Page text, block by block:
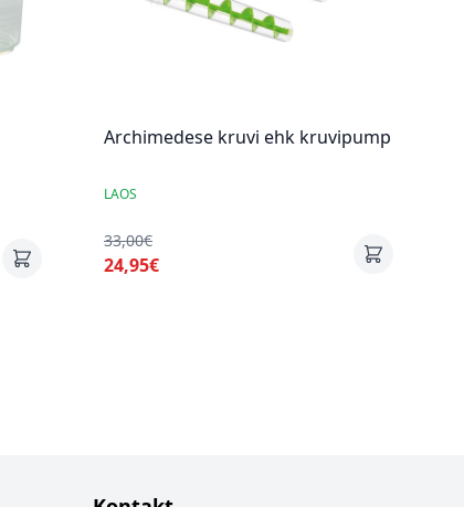
Archimedese kruvi ehk kruvipump
LAOS
33,00€
24,95€